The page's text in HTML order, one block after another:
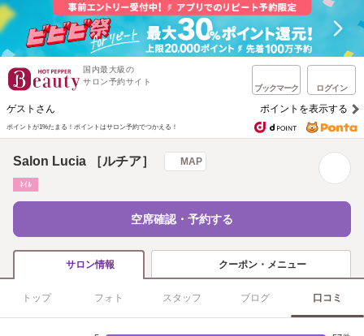
国内最大級の
サロン予約サイト
ブックマーク ログイン
ゲストさん ポイントを表示する
ポイントが1%たまる！ ポイントはサロン予約でつかえる！
Salon Lucia ［ルチア］ MAP
ﾈｲﾙ
空席確認・予約する
サロン情報 クーポン・メニュー
トップ フォト スタッフ ブログ 口コミ